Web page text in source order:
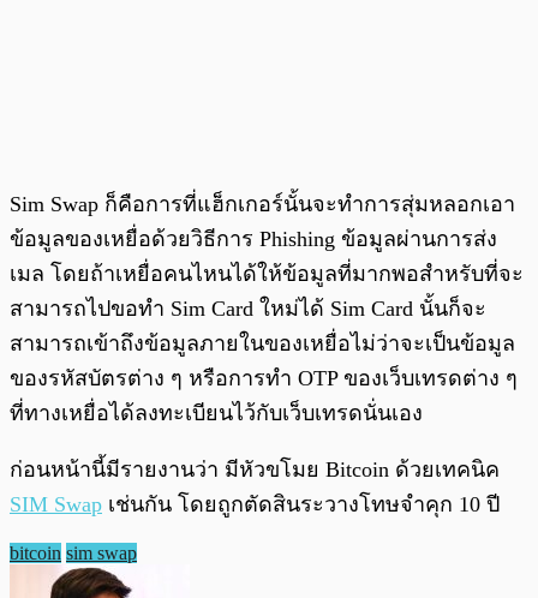
Sim Swap ก็คือการที่แฮ็กเกอร์นั้นจะทำการสุ่มหลอกเอา
ข้อมูลของเหยื่อด้วยวิธีการ Phishing ข้อมูลผ่านการส่ง
เมล โดยถ้าเหยื่อคนไหนได้ให้ข้อมูลที่มากพอสำหรับที่จะ
สามารถไปขอทำ Sim Card ใหม่ได้ Sim Card นั้นก็จะ
สามารถเข้าถึงข้อมูลภายในของเหยื่อไม่ว่าจะเป็นข้อมูล
ของรหัสบัตรต่าง ๆ หรือการทำ OTP ของเว็บเทรดต่าง ๆ
ที่ทางเหยื่อได้ลงทะเบียนไว้กับเว็บเทรดนั่นเอง
ก่อนหน้านี้มีรายงานว่า มีหัวขโมย Bitcoin ด้วยเทคนิค
SIM Swap เช่นกัน โดยถูกตัดสินระวางโทษจำคุก 10 ปี
bitcoin sim swap